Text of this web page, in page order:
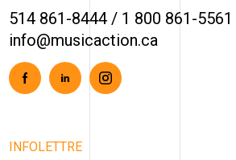
514 861-8444 / 1 800 861-5561
info@musicaction.ca
FacebookLinkedinInstagram
INFOLETTRE